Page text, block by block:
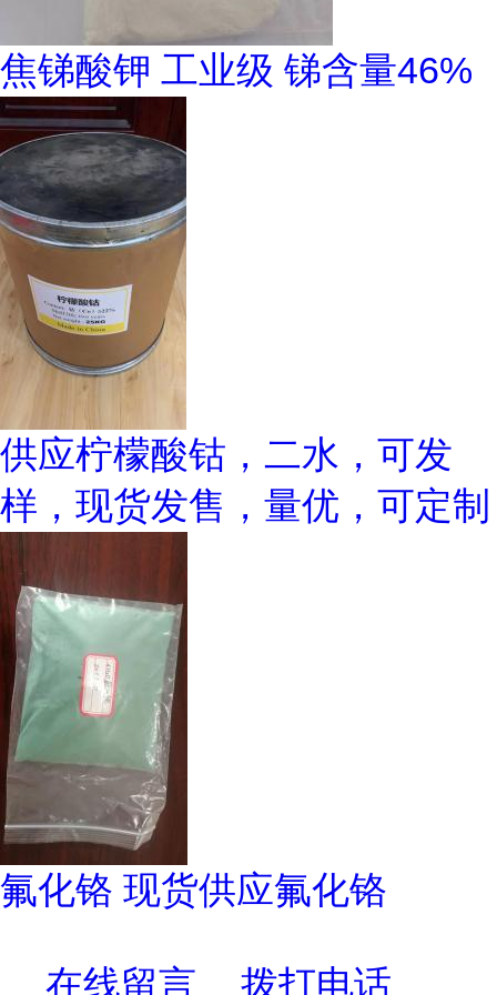
焦锑酸钾 工业级 锑含量46%
供应柠檬酸钴，二水，可发
样，现货发售，量优，可定制
氟化铬 现货供应氟化铬
在线留言 拨打电话